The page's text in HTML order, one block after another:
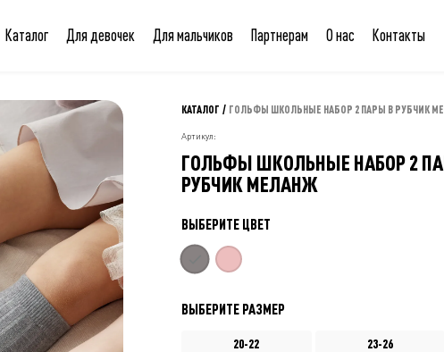
Каталог Для девочек Для мальчиков Партнерам О нас Контакты
КАТАЛОГ / ГОЛЬФЫ ШКОЛЬНЫЕ НАБОР 2 ПАРЫ В РУБЧИК
Артикул:
ГОЛЬФЫ ШКОЛЬНЫЕ НАБОР 2
РУБЧИК МЕЛАНЖ
ВЫБЕРИТЕ ЦВЕТ
ВЫБЕРИТЕ РАЗМЕР
20-22 23-26